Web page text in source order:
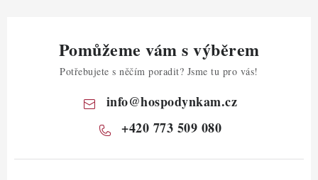
Pomůžeme vám s výběrem
Potřebujete s něčím poradit? Jsme tu pro vás!
info@hospodynkam.cz
+420 773 509 080